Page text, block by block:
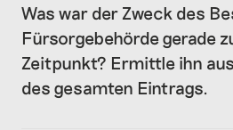
Was war der Zweck des
Fürsorgebehörde gerade
Zeitpunkt? Ermittle ihn
des gesamten Eintrags.